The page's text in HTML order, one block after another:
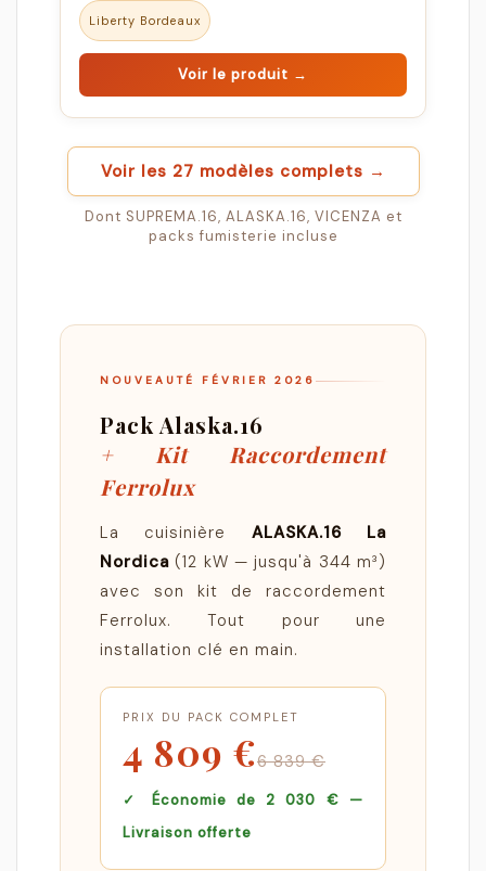
Liberty Bordeaux
Voir le produit →
Voir les 27 modèles complets →
Dont SUPREMA.16, ALASKA.16, VICENZA et
packs fumisterie incluse
NOUVEAUTÉ FÉVRIER 2026
Pack Alaska.16
+ Kit Raccordement
Ferrolux
La cuisinière ALASKA.16 La
Nordica (12 kW — jusqu'à 344 m³)
avec son kit de raccordement
Ferrolux. Tout pour une
installation clé en main.
PRIX DU PACK COMPLET
4 809 €6 839 €
✓ Économie de 2 030 € —
Livraison offerte